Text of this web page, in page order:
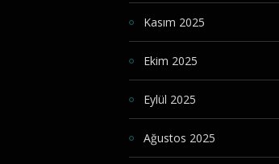
Kasım 2025
Ekim 2025
Eylül 2025
Ağustos 2025